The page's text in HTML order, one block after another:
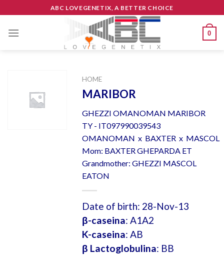
to
content
ABC LOVEGENETIX, A BETTER CHOICE
0
HOME
MARIBOR
GHEZZI OMANOMAN MARIBOR
TY - IT097990039543
OMANOMAN x BAXTER x MASCOL
Mom: BAXTER GHEPARDA ET
Grandmother: GHEZZI MASCOL
EATON
Date of birth: 28-Nov-13
β-caseina: A1A2
K-caseina: AB
β Lactoglobulina: BB